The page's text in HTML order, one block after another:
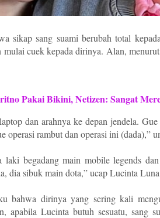
sikap sang suami berubah total
cuek kepada dirinya. Alan,
Pakai Bikini, Netizen: Sangat
dan arahnya ke depan jendela.
operasi rambut dan operasi ini (dada),”
laki begadang main mobile legends
dia sibuk main dota,” ucap Lucinta
bahwa dirinya yang sering kali
apabila Lucinta butuh sesuatu, sang